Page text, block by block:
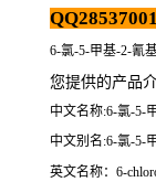
6-氯-5-甲基-2-氰
您提供的产品
中文名称:6-氯-5-
中文别名:6-氯-5-
英文名称：6-